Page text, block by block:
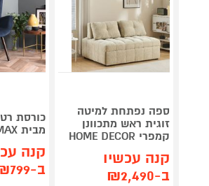
ספה נפתחת למיטה
זוגית ראש מתכוונן
קמפרי HOME DECOR
קנה עכשיו
ב-₪2,490
כורסת
מבית HOMAX
קנה
ב-₪799